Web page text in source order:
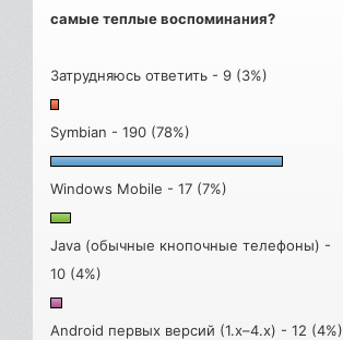
самые теплые воспоминания?
Затрудняюсь ответить - 9 (3%)
Symbian - 190 (78%)
Windows Mobile - 17 (7%)
Java (обычные кнопочные телефоны) -
10 (4%)
Android первых версий (1.x–4.x) - 12 (4%)